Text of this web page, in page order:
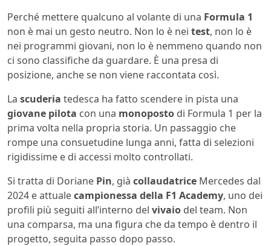
Perché mettere qualcuno al volante di una Formula 1
non è mai un gesto neutro. Non lo è nei test, non lo è
nei programmi giovani, non lo è nemmeno quando non
ci sono classifiche da guardare. È una presa di
posizione, anche se non viene raccontata così.
La scuderia tedesca ha fatto scendere in pista una
giovane pilota con una monoposto di Formula 1 per la
prima volta nella propria storia. Un passaggio che
rompe una consuetudine lunga anni, fatta di selezioni
rigidissime e di accessi molto controllati.
Si tratta di Doriane Pin, già collaudatrice Mercedes dal
2024 e attualecampionessa della F1 Academy, uno dei
profili più seguiti all’interno del vivaio del team. Non
una comparsa, ma una figura che da tempo è dentro il
progetto, seguita passo dopo passo.